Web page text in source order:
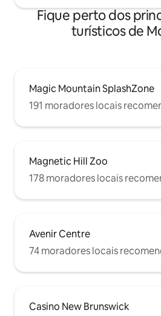
Fique perto dos
turísticos de
Magic Mountain SplashZone
191 moradores locais
Magnetic Hill Zoo
178 moradores locais
Avenir Centre
74 moradores locais
Casino New Brunswick